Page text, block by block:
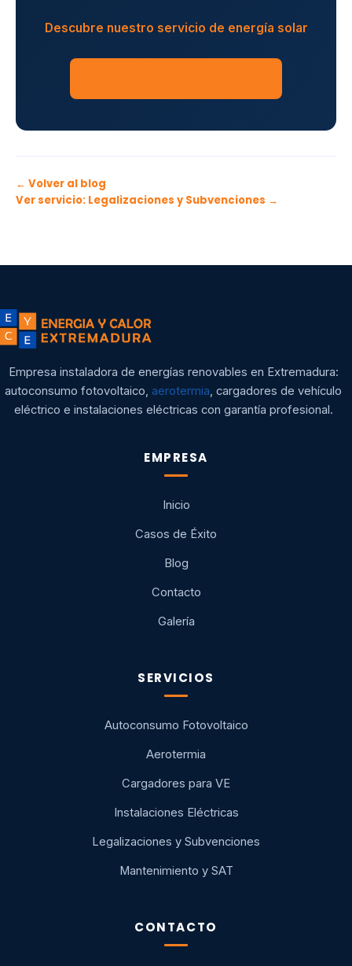
Descubre nuestro servicio de energía solar
← Volver al blog
Ver servicio: Legalizaciones y Subvenciones →
Empresa instaladora de energías renovables en Extremadura:
autoconsumo fotovoltaico,aerotermia, cargadores de vehículo
eléctrico e instalaciones eléctricas con garantía profesional.
EMPRESA
Inicio
Casos de Éxito
Blog
Contacto
Galería
SERVICIOS
Autoconsumo Fotovoltaico
Aerotermia
Cargadores para VE
Instalaciones Eléctricas
Legalizaciones y Subvenciones
Mantenimiento y SAT
CONTACTO